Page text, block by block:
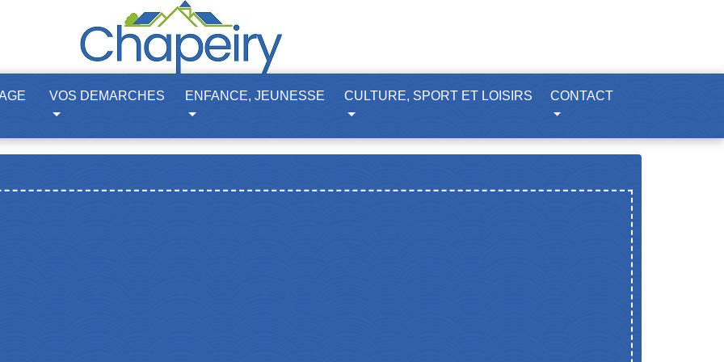
VOS DEMARCHES ENFANCE, JEUNESSE CULTURE, SPORT ET LOISIRS CONTACT